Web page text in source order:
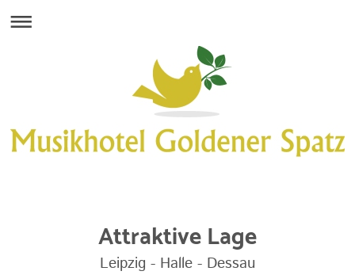
Attraktive Lage
Leipzig - Halle - Dessau